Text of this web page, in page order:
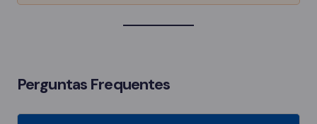
Perguntas Frequentes